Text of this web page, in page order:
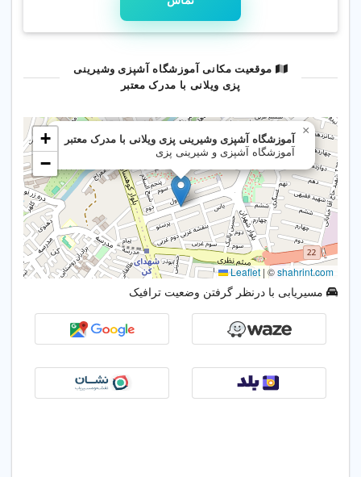
غذای محبوب دیگر.
🍽️ دوره آشپزی تخصصی
شده و شامل آموزش غذاهای ایرانی،
فرنگی و بین المللی، انواع پاستا، فِراید
رایس، چیکن ها، گراتن، سوفله،
پیش غذاها، استیک ها، فوندو، فاهیتا،
فیله ها، کباب های بین المللی، سالادها و
سس های حرفه ای می باشد. در پایان
دوره،مدرک بین المللی فنی و حرفه ای
به هنرجویان اعطا می شود.
رستوران ها، هتل ها، فست فودها، کترینگ ها
و حتی راه اندازی کسب وکار شخصی برای
موقعیت مکانی آموزشگاه آشپزی وشیرینی
پزی ویلانی با مدرک معتبر
مسیریابی با درنظر گرفتن وضعیت ترافیک